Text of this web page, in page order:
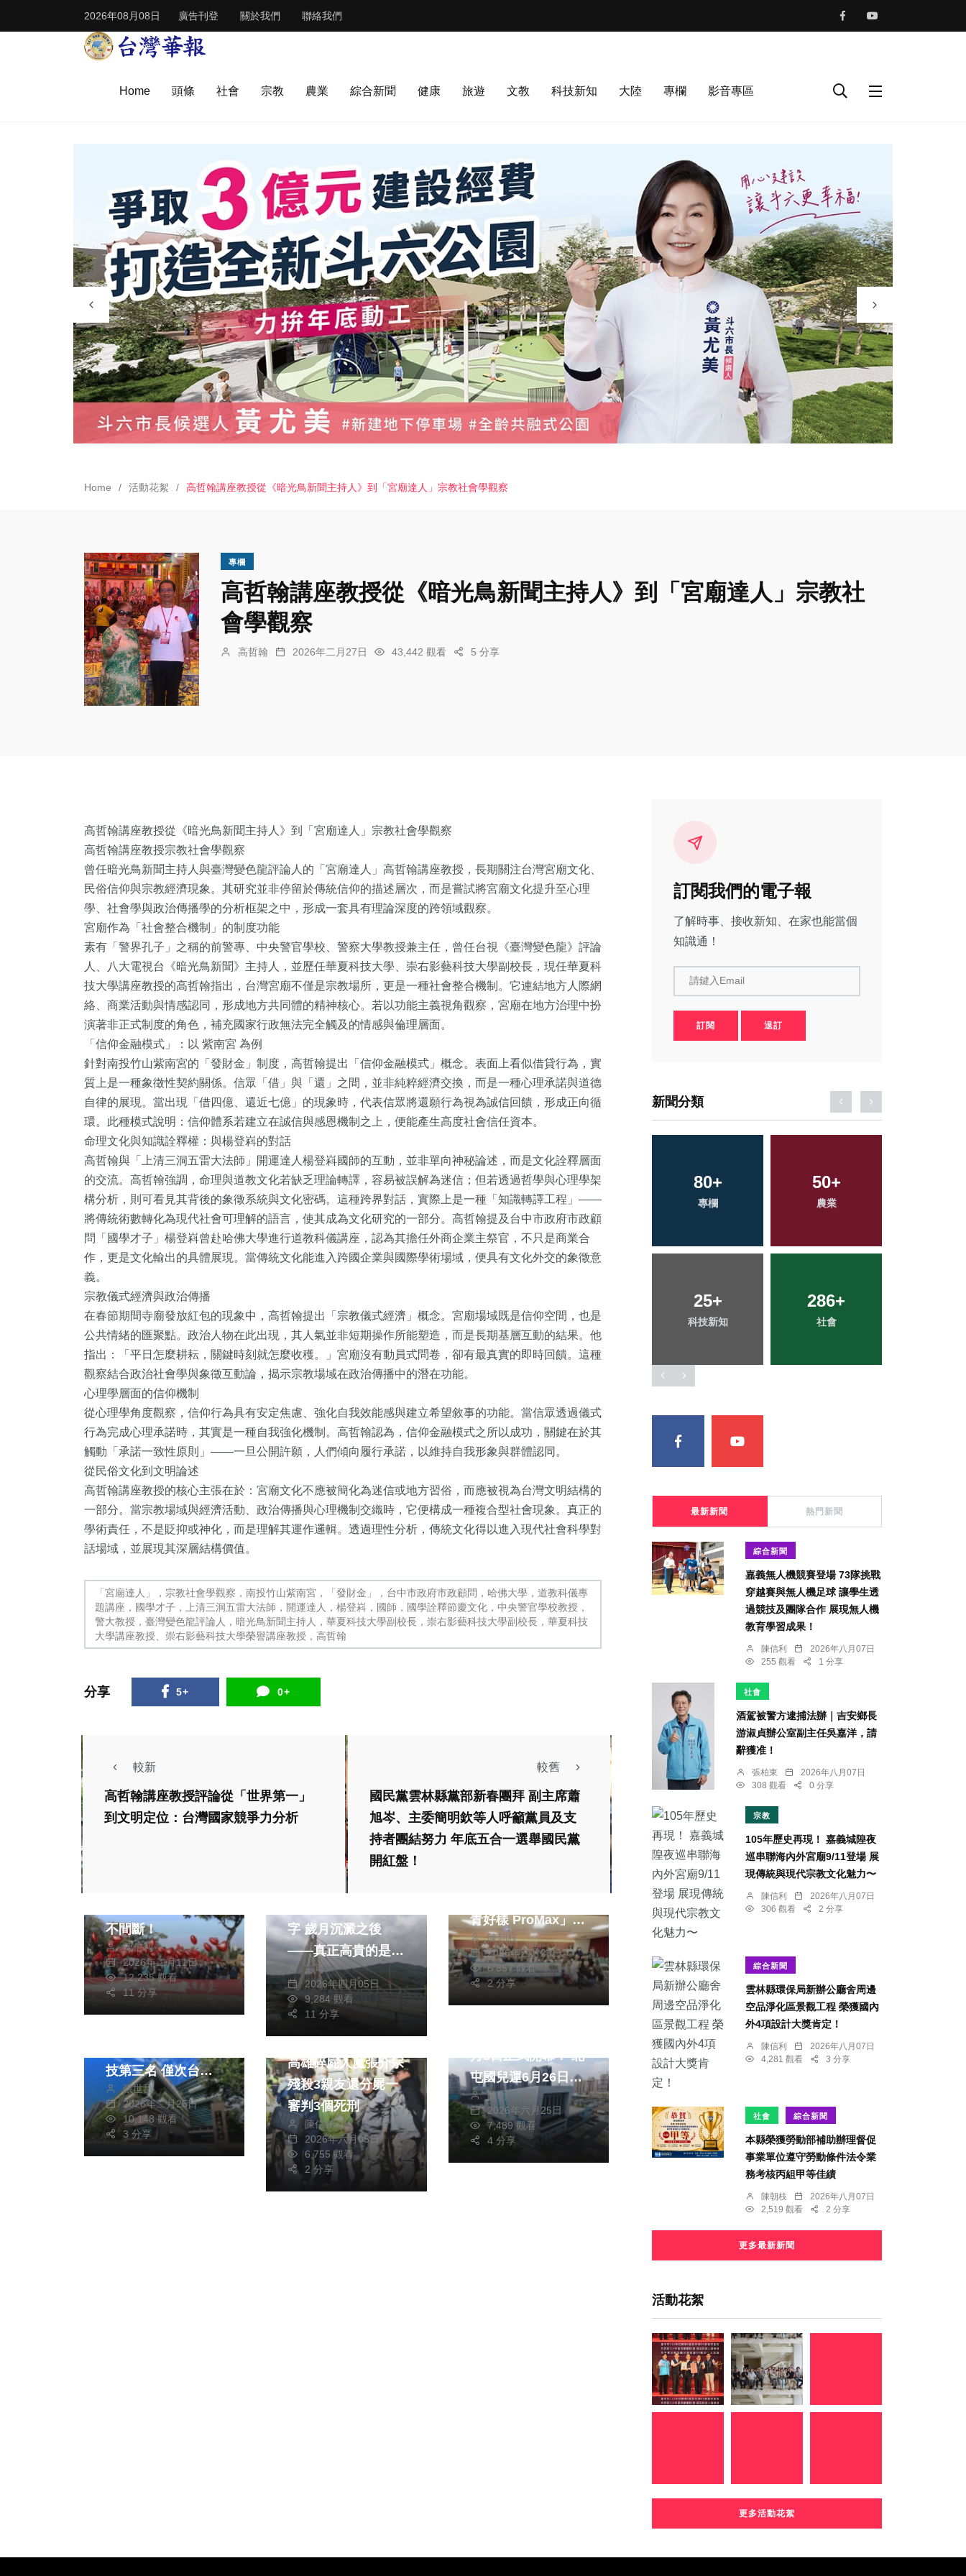
2026年08月08日 廣告刊登 關於我們 聯絡我們
Home 頭條 社會 宗教 農業 綜合新聞 健康 旅遊 文教 科技新知 大陸 專欄 影音專區
Home 活動花絮 高哲翰講座教授從《暗光鳥新聞主持人》到「宮廟達人」宗教社會學觀察
專欄
高哲翰講座教授從《暗光鳥新聞主持人》到「宮廟達人」宗教社
會學觀察
高哲翰 2026年二月27日 43,442 觀看 5 分享
高哲翰講座教授從《暗光鳥新聞主持人》到「宮廟達人」宗教社會學觀察
高哲翰講座教授宗教社會學觀察
曾任暗光鳥新聞主持人與臺灣變色龍評論人的「宮廟達人」高哲翰講座教授，長期關注台灣宮廟文化、
民俗信仰與宗教經濟現象。其研究並非停留於傳統信仰的描述層次，而是嘗試將宮廟文化提升至心理
學、社會學與政治傳播學的分析框架之中，形成一套具有理論深度的跨領域觀察。
宮廟作為「社會整合機制」的制度功能
素有「警界孔子」之稱的前警專、中央警官學校、警察大學教授兼主任，曾任台視《臺灣變色龍》評論
人、八大電視台《暗光鳥新聞》主持人，並歷任華夏科技大學、崇右影藝科技大學副校長，現任華夏科
技大學講座教授的高哲翰指出，台灣宮廟不僅是宗教場所，更是一種社會整合機制。它連結地方人際網
絡、商業活動與情感認同，形成地方共同體的精神核心。若以功能主義視角觀察，宮廟在地方治理中扮
演著非正式制度的角色，補充國家行政無法完全觸及的情感與倫理層面。
「信仰金融模式」：以 紫南宮 為例
針對南投竹山紫南宮的「發財金」制度，高哲翰提出「信仰金融模式」概念。表面上看似借貸行為，實
質上是一種象徵性契約關係。信眾「借」與「還」之間，並非純粹經濟交換，而是一種心理承諾與道德
自律的展現。當出現「借四億、還近七億」的現象時，代表信眾將還願行為視為誠信回饋，形成正向循
環。此種模式說明：信仰體系若建立在誠信與感恩機制之上，便能產生高度社會信任資本。
命理文化與知識詮釋權：與楊登嵙的對話
高哲翰與「上清三洞五雷大法師」開運達人楊登嵙國師的互動，並非單向神秘論述，而是文化詮釋層面
的交流。高哲翰強調，命理與道教文化若缺乏理論轉譯，容易被誤解為迷信；但若透過哲學與心理學架
構分析，則可看見其背後的象徵系統與文化密碼。這種跨界對話，實際上是一種「知識轉譯工程」——
將傳統術數轉化為現代社會可理解的語言，使其成為文化研究的一部分。高哲翰提及台中市政府市政顧
問「國學才子」楊登嵙曾赴哈佛大學進行道教科儀講座，認為其擔任外商企業主祭官，不只是商業合
作，更是文化輸出的具體展現。當傳統文化能進入跨國企業與國際學術場域，便具有文化外交的象徵意
義。
宗教儀式經濟與政治傳播
在春節期間寺廟發放紅包的現象中，高哲翰提出「宗教儀式經濟」概念。宮廟場域既是信仰空間，也是
公共情緒的匯聚點。政治人物在此出現，其人氣並非短期操作所能塑造，而是長期基層互動的結果。他
指出：「平日怎麼耕耘，關鍵時刻就怎麼收穫。」宮廟沒有動員式問卷，卻有最真實的即時回饋。這種
觀察結合政治社會學與象徵互動論，揭示宗教場域在政治傳播中的潛在功能。
心理學層面的信仰機制
從心理學角度觀察，信仰行為具有安定焦慮、強化自我效能感與建立希望敘事的功能。當信眾透過儀式
行為完成心理承諾時，其實是一種自我強化機制。高哲翰認為，信仰金融模式之所以成功，關鍵在於其
觸動「承諾一致性原則」——一旦公開許願，人們傾向履行承諾，以維持自我形象與群體認同。
從民俗文化到文明論述
高哲翰講座教授的核心主張在於：宮廟文化不應被簡化為迷信或地方習俗，而應被視為台灣文明結構的
一部分。當宗教場域與經濟活動、政治傳播與心理機制交織時，它便構成一種複合型社會現象。真正的
學術責任，不是貶抑或神化，而是理解其運作邏輯。透過理性分析，傳統文化得以進入現代社會科學對
話場域，並展現其深層結構價值。
「宮廟達人」，宗教社會學觀察，南投竹山紫南宮，「發財金」，台中市政府市政顧問，哈佛大學，道教科儀專
題講座，國學才子，上清三洞五雷大法師，開運達人，楊登嵙，國師，國學詮釋節慶文化，中央警官學校教授，
警大教授，臺灣變色龍評論人，暗光鳥新聞主持人，華夏科技大學副校長，崇右影藝科技大學副校長，華夏科技
大學講座教授、崇右影藝科技大學榮譽講座教授，高哲翰
分享 5+ 0+
較新
高哲翰講座教授評論從「世界第一」
到文明定位：台灣國家競爭力分析
較舊
國民黨雲林縣黨部新春團拜 副主席蕭
旭岑、主委簡明欽等人呼籲黨員及支
持者團結努力 年底五合一選舉國民黨
開紅盤！
不間斷！
陳信利
2026年二月11日
12,235 觀看
11 分享
健康
字 歲月沉澱之後
——真正高貴的是心
境 彭可
2026年四月05日
9,284 觀看
11 分享
青好樣 ProMax」招
募說明會
陳朝枝
2026年四月23日
6,857 觀看
2 分享
社會 綜合新聞
技第三名 僅次台大
成大張世昌
2026年二月25日
10,148 觀看
3 分享
社會
高雄碎屍人魔張介宗
殘殺3親友還分屍一
審判3個死刑
陳信銘
2026年六月05日
6,755 觀看
2 分享
綜合新聞 健康
旅遊 文教
科技新知
月3日正式開幕！ 北
屯國兒運6月26日起
免費體驗 邀市民搶
先感受冰上魅力
陳明
2026年六月25日
7,489 觀看
4 分享
訂閱我們的電子報
了解時事、接收新知、在家也能當個
知識通！
請鍵入Email
訂閱 退訂
新聞分類
118+
旅遊
36+
頭條
45+
宗教
1+
大陸
文教
80+
專欄
50+
農業
25+
科技新知
286+
社會
145+
健康
111+
旅遊
515+
綜合新聞
36+
頭條
最新新聞 熱門新聞
綜合新聞
嘉義無人機競賽登場 73隊挑戰
穿越賽與無人機足球 讓學生透
過競技及團隊合作 展現無人機
教育學習成果！
陳信利
2026年八月07日
255 觀看
1 分享
社會
酒駕被警方逮捕法辦｜吉安鄉長
游淑貞辦公室副主任吳嘉洋，請
辭獲准！
張柏東
2026年八月07日
308 觀看
0 分享
宗教
105年歷史再現！ 嘉義城隍夜
巡串聯海內外宮廟9/11登場 展
現傳統與現代宗教文化魅力〜
陳信利
2026年八月07日
306 觀看
2 分享
綜合新聞
雲林縣環保局新辦公廳舍周邊
空品淨化區景觀工程 榮獲國內
外4項設計大獎肯定！
陳信利
2026年八月07日
4,281 觀看
3 分享
社會 綜合新聞
本縣榮獲勞動部補助辦理督促
事業單位遵守勞動條件法令業
務考核丙組甲等佳績
陳朝枝
2026年八月07日
2,519 觀看
2 分享
更多最新新聞
活動花絮
更多活動花絮